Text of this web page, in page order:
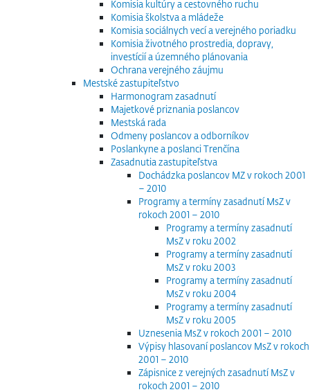
Komisia kultúry a cestovného ruchu
Komisia školstva a mládeže
Komisia sociálnych vecí a verejného poriadku
Komisia životného prostredia, dopravy,
investícií a územného plánovania
Ochrana verejného záujmu
Mestské zastupiteľstvo
Harmonogram zasadnutí
Majetkové priznania poslancov
Mestská rada
Odmeny poslancov a odborníkov
Poslankyne a poslanci Trenčína
Zasadnutia zastupiteľstva
Dochádzka poslancov MZ v rokoch 2001
– 2010
Programy a termíny zasadnutí MsZ v
rokoch 2001 – 2010
Programy a termíny zasadnutí
MsZ v roku 2002
Programy a termíny zasadnutí
MsZ v roku 2003
Programy a termíny zasadnutí
MsZ v roku 2004
Programy a termíny zasadnutí
MsZ v roku 2005
Uznesenia MsZ v rokoch 2001 – 2010
Výpisy hlasovaní poslancov MsZ v rokoch
2001 – 2010
Zápisnice z verejných zasadnutí MsZ v
rokoch 2001 – 2010